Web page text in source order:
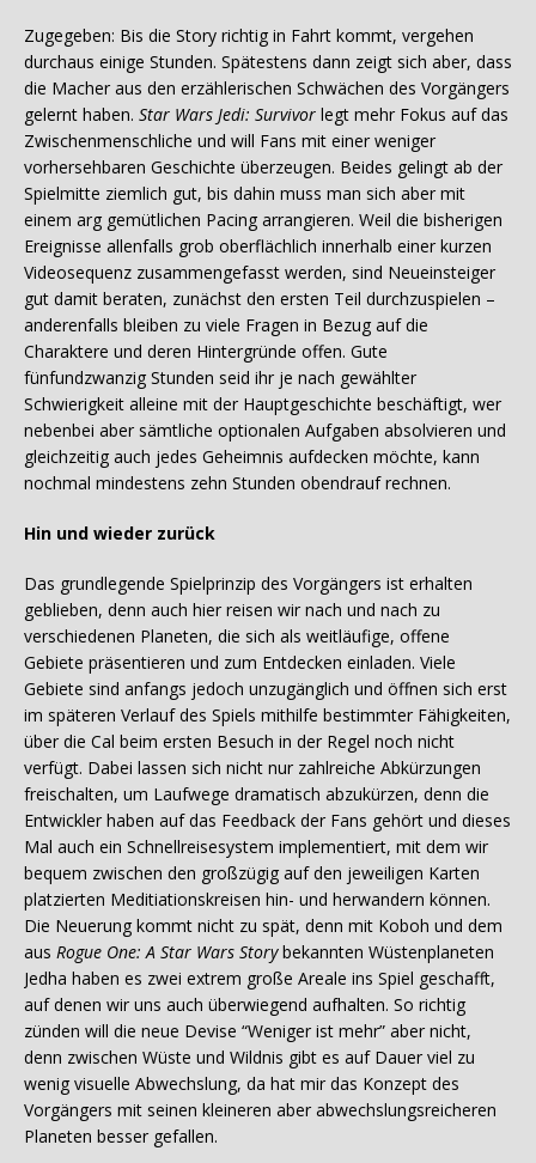
Zugegeben: Bis die Story richtig in Fahrt kommt, vergehen
durchaus einige Stunden. Spätestens dann zeigt sich aber, dass
die Macher aus den erzählerischen Schwächen des Vorgängers
gelernt haben. Star Wars Jedi: Survivor legt mehr Fokus auf das
Zwischenmenschliche und will Fans mit einer weniger
vorhersehbaren Geschichte überzeugen. Beides gelingt ab der
Spielmitte ziemlich gut, bis dahin muss man sich aber mit
einem arg gemütlichen Pacing arrangieren. Weil die bisherigen
Ereignisse allenfalls grob oberflächlich innerhalb einer kurzen
Videosequenz zusammengefasst werden, sind Neueinsteiger
gut damit beraten, zunächst den ersten Teil durchzuspielen –
anderenfalls bleiben zu viele Fragen in Bezug auf die
Charaktere und deren Hintergründe offen. Gute
fünfundzwanzig Stunden seid ihr je nach gewählter
Schwierigkeit alleine mit der Hauptgeschichte beschäftigt, wer
nebenbei aber sämtliche optionalen Aufgaben absolvieren und
gleichzeitig auch jedes Geheimnis aufdecken möchte, kann
nochmal mindestens zehn Stunden obendrauf rechnen.
Hin und wieder zurück
Das grundlegende Spielprinzip des Vorgängers ist erhalten
geblieben, denn auch hier reisen wir nach und nach zu
verschiedenen Planeten, die sich als weitläufige, offene
Gebiete präsentieren und zum Entdecken einladen. Viele
Gebiete sind anfangs jedoch unzugänglich und öffnen sich erst
im späteren Verlauf des Spiels mithilfe bestimmter Fähigkeiten,
über die Cal beim ersten Besuch in der Regel noch nicht
verfügt. Dabei lassen sich nicht nur zahlreiche Abkürzungen
freischalten, um Laufwege dramatisch abzukürzen, denn die
Entwickler haben auf das Feedback der Fans gehört und dieses
Mal auch ein Schnellreisesystem implementiert, mit dem wir
bequem zwischen den großzügig auf den jeweiligen Karten
platzierten Meditiationskreisen hin- und herwandern können.
Die Neuerung kommt nicht zu spät, denn mit Koboh und dem
aus Rogue One: A Star Wars Storybekannten Wüstenplaneten
Jedha haben es zwei extrem große Areale ins Spiel geschafft,
auf denen wir uns auch überwiegend aufhalten. So richtig
zünden will die neue Devise “Weniger ist mehr” aber nicht,
denn zwischen Wüste und Wildnis gibt es auf Dauer viel zu
wenig visuelle Abwechslung, da hat mir das Konzept des
Vorgängers mit seinen kleineren aber abwechslungsreicheren
Planeten besser gefallen.